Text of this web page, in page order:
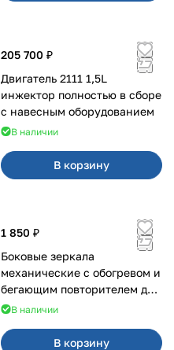
205 700 ₽
Двигатель 2111 1,5L
инжектор полностью в сборе
с навесным оборудованием
В наличии
В корзину
1 850 ₽
Боковые зеркала
механические с обогревом и
бегающим повторителем для
4х4В наличии
В корзину